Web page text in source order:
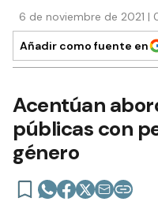
6 de noviembre de 2021 |
Añadir como fuente en
Acentúan
públicas con
género